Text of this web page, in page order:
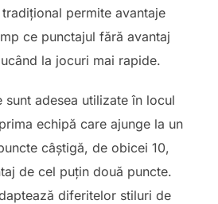
permite avantaje
ce punctajul fără avantaj
la jocuri mai rapide.
sunt adesea utilizate în locul
echipă care ajunge la un
câștigă, de obicei 10,
de cel puțin două puncte.
diferitelor stiluri de